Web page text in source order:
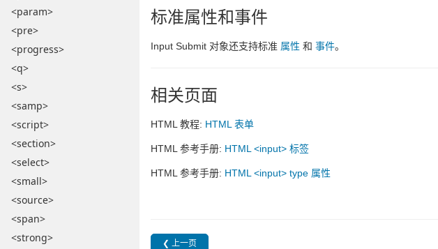
<param>
<pre>
<progress>
<q>
<s>
<samp>
<script>
<section>
<select>
<small>
<source>
<span>
<strong>
标准属性和事件
Input Submit 对象还支持标准 属性 和 事件。
相关页面
HTML 教程: HTML 表单
HTML 参考手册: HTML <input> 标签
HTML 参考手册: HTML <input> type 属性
❮ 上一页